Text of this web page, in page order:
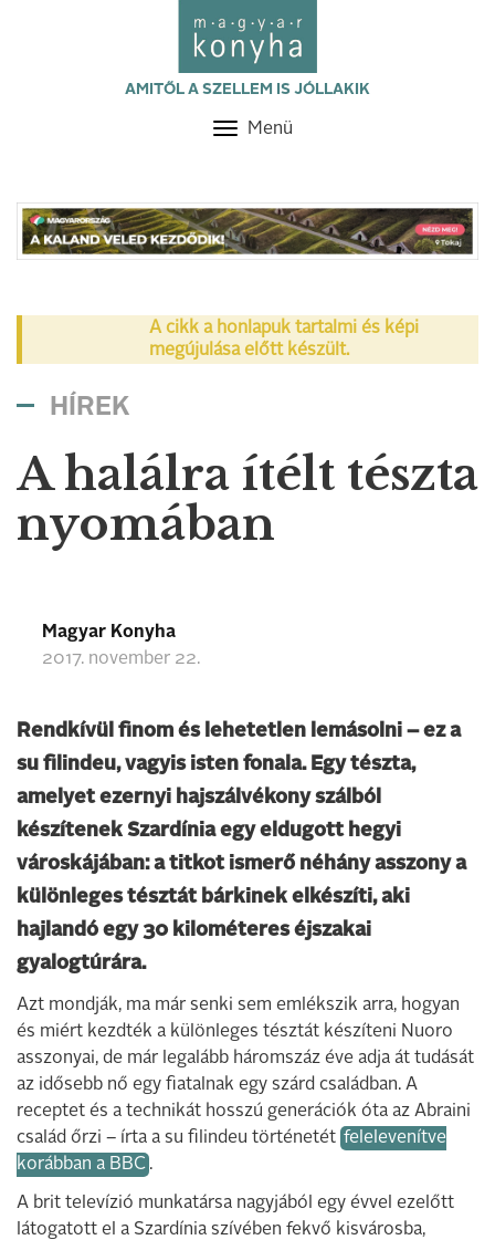
AMITŐL A SZELLEM IS JÓLLAKIK
Toggle
Menü
A cikk a honlapuk tartalmi és képi
megújulása előtt készült.
HÍREK
A halálra ítélt tészta
nyomában
Magyar Konyha
2017. november 22.
Rendkívül finom és lehetetlen lemásolni – ez a
su filindeu, vagyis isten fonala. Egy tészta,
amelyet ezernyi hajszálvékony szálból
készítenek Szardínia egy eldugott hegyi
városkájában: a titkot ismerő néhány asszony a
különleges tésztát bárkinek elkészíti, aki
hajlandó egy 30 kilométeres éjszakai
gyalogtúrára.
Azt mondják, ma már senki sem emlékszik arra, hogyan
és miért kezdték a különleges tésztát készíteni Nuoro
asszonyai, de már legalább háromszáz éve adja át tudását
az idősebb nő egy fiatalnak egy szárd családban. A
receptet és a technikát hosszú generációk óta az Abraini
család őrzi – írta a su filindeu történetét felelevenítve
korábban a BBC .
A brit televízió munkatársa nagyjából egy évvel ezelőtt
látogatott el a Szardínia szívében fekvő kisvárosba,